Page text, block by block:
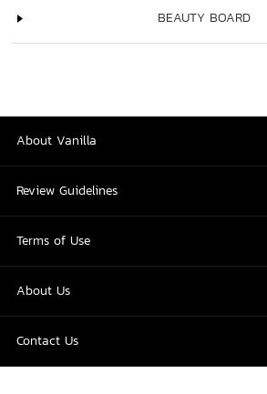
BEAUTY BOARD
About Vanilla
Review Guidelines
Terms of Use
About Us
Contact Us